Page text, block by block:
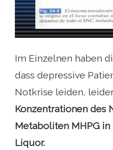
Im Einzelnen haben
dass depressive
Notkrise leiden,
Konzentrationen des
Metaboliten MHPG
Liquor.